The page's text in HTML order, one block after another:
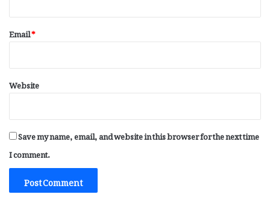
Email*
Website
Save my name, email, and website in this browser for the next time
I comment.